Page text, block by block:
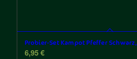
Probier-Set Kampot Pfeffer
6,95€